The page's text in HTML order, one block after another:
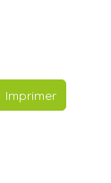
Imprimer